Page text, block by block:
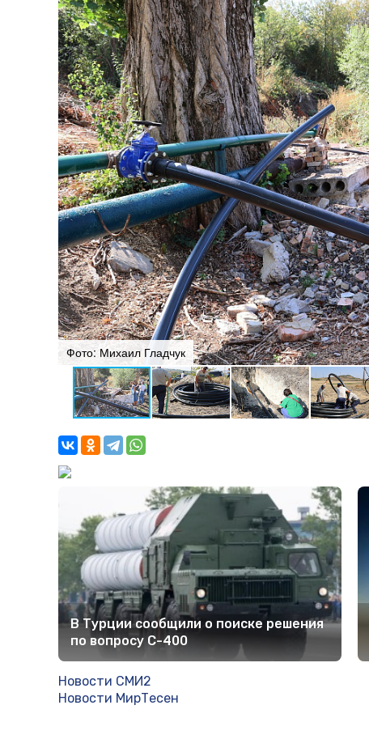
Фото: Михаил Гладчук
В Турции сообщили о поиске решения
по вопросу С-400
Новости СМИ2
Новости МирТесен